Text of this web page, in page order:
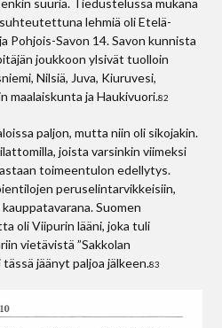
lehmiä oli Etelä-
Pohjois-Savon 14. Savon kunnista
joukkoon ylsivät tuolloin
Nilsiä, Juva, Kiuruvesi,
maalaiskunta ja Haukivuori.82
paljon, mutta niin oli sikojakin.
joista varsinkin viimeksi
toimeentulon edellytys.
peruselintarvikkeisiin,
Suomen
oli Viipurin lääni, joka tuli
vietävistä ”Sakkolan
tässä jäänyt paljoa jälkeen.83